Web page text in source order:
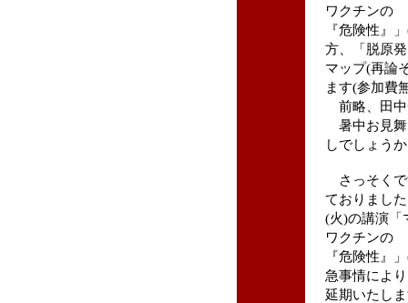
ワクチンの
『危険性』
方、「脱原
マップ(再論
ます(参加費
前略、田
暑中お見舞
しでしょう
さっそくで
ておりまし
(火)の講演「
ワクチンの
『危険性』
急事情により
延期いたし